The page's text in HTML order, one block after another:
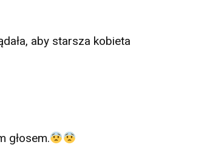
aby starsza kobieta
głosem.